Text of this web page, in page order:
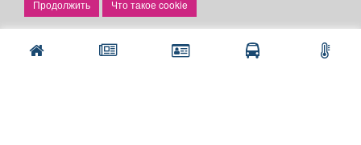
Что такое cookie
Поздравить
Скачать газету "Частник-М"